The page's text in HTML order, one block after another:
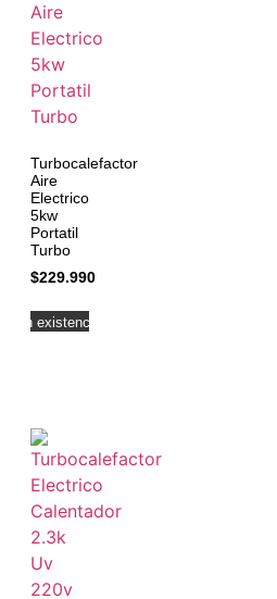
Turbocalefactor
Aire
Electrico
5kw
Portatil
Turbo
$229.990
Leer más